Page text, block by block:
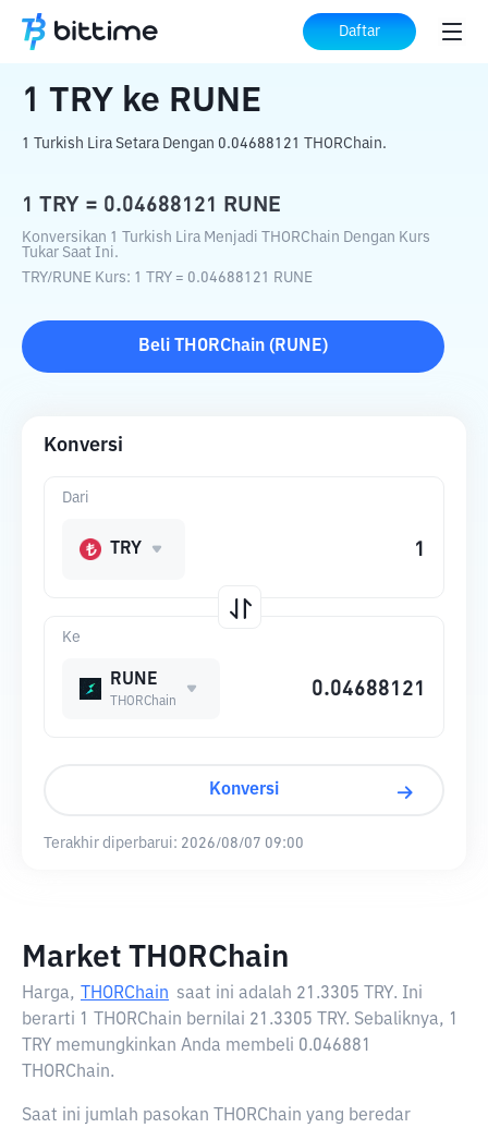
Daftar
Beranda Konverter Kripto ke RUNE
1 TRY ke RUNE
1 Turkish Lira Setara Dengan 0.04688121 THORChain.
1 TRY = 0.04688121 RUNE
Konversikan 1 Turkish Lira Menjadi THORChain Dengan Kurs
Tukar Saat Ini.
TRY/RUNE Kurs: 1 TRY = 0.04688121 RUNE
Beli THORChain ( RUNE)
Konversi
Ke
RUNE
THORChain
Dari
TRY
Konversi
Terakhir diperbarui: 2026/08/07 09:00
Market THORChain
Harga, THORChain saat ini adalah 21.3305 TRY. Ini
berarti 1 THORChain bernilai 21.3305 TRY. Sebaliknya, 1
TRY memungkinkan Anda membeli 0.046881
THORChain.
Saat ini jumlah pasokan THORChain yang beredar